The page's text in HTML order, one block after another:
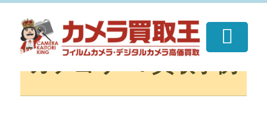
カテゴリー:買取事例